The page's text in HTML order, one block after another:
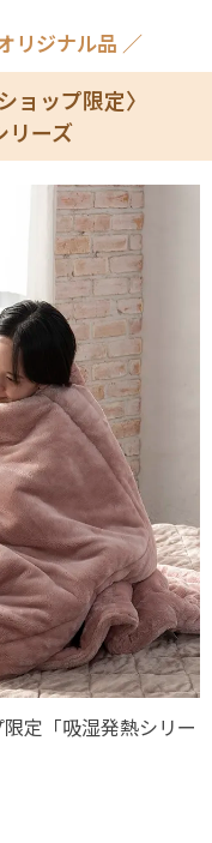
リジナル品 ／
ョップ限定〉
リーズ
定「吸湿発熱シリー